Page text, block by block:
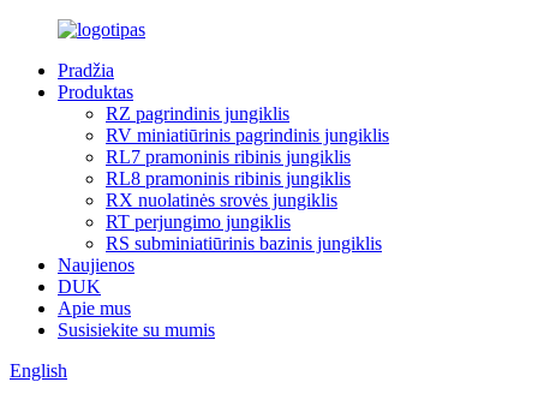
Pradžia
Produktas
RZ pagrindinis jungiklis
RV miniatiūrinis pagrindinis jungiklis
RL7 pramoninis ribinis jungiklis
RL8 pramoninis ribinis jungiklis
RX nuolatinės srovės jungiklis
RT perjungimo jungiklis
RS subminiatiūrinis bazinis jungiklis
Naujienos
DUK
Apie mus
Susisiekite su mumis
English